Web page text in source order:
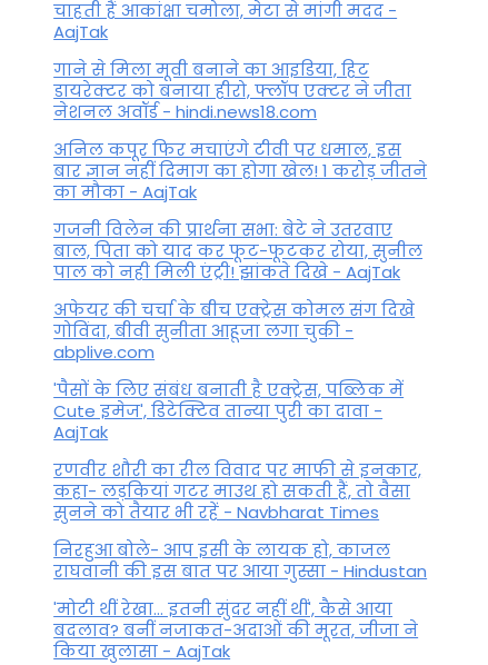
चाहती हैं आकांक्षा चमोला, मेटा से मांगी मदद -
AajTak
गाने से मिला मूवी बनाने का आइडिया, हिट
डायरेक्टर को बनाया हीरो, फ्लॉप एक्टर ने जीता
नेशनल अवॉर्ड - hindi.news18.com
अनिल कपूर फिर मचाएंगे टीवी पर धमाल, इस
बार ज्ञान नहीं दिमाग का होगा खेल! 1 करोड़ जीतने
का मौका - AajTak
गजनी विलेन की प्रार्थना सभा: बेटे ने उतरवाए
बाल, पिता को याद कर फूट-फूटकर रोया, सुनील
पाल को नही मिली एंट्री! झांकते दिखे - AajTak
अफेयर की चर्चा के बीच एक्ट्रेस कोमल संग दिखे
गोविंदा, बीवी सुनीता आहूजा लगा चुकी -
abplive.com
'पैसों के लिए संबंध बनाती है एक्ट्रेस, पब्लिक में
Cute इमेज', डिटेक्टिव तान्या पुरी का दावा -
AajTak
रणवीर शौरी का रील विवाद पर माफी से इनकार,
कहा- लड़कियां गटर माउथ हो सकती हैं, तो वैसा
सुनने को तैयार भी रहें - Navbharat Times
निरहुआ बोले- आप इसी के लायक हो, काजल
राघवानी की इस बात पर आया गुस्सा - Hindustan
'मोटी थीं रेखा... इतनी सुंदर नहीं थीं', कैसे आया
बदलाव? बनीं नजाकत-अदाओं की मूरत, जीजा ने
किया खुलासा - AajTak